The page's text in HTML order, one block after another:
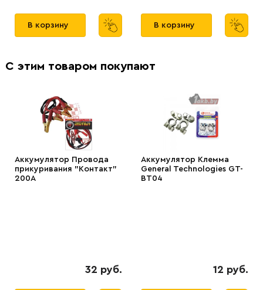
В корзину В корзину
С этим товаром покупают
Аккумулятор Провода
прикуривания "Контакт"
200А
32 руб.
Аккумулятор Клемма
General Technologies GT-
BT04
12 руб.